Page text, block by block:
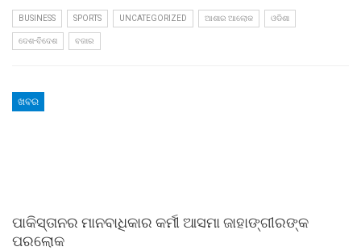
BUSINESS SPORTS UNCATEGORIZED ଆଶାର ଆଲୋକ ଓଡିଶା
ଦେଶ-ବିଦେଶ ବଜାର
ଖବର
ପାକିସ୍ତାନର ମାନବାଧିକାର କର୍ମୀ ଆସମା ଜାହାଙ୍ଗୀରଙ୍କ
ପରଲୋକ